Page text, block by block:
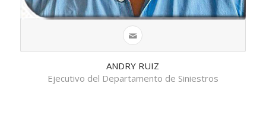
ANDRY RUIZ
Ejecutivo del Departamento de Siniestros